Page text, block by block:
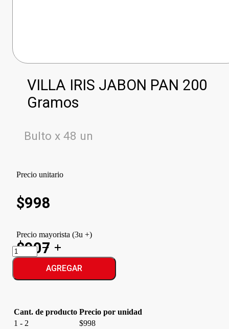
VILLA IRIS JABON PAN 200
Gramos
Bulto x 48 un
Precio unitario
$998
Precio mayorista (3u +)
$907
VILLA
IRIS
JABON
cantidad
AGREGAR
Cant. de producto Precio por unidad
1 - 2
$998